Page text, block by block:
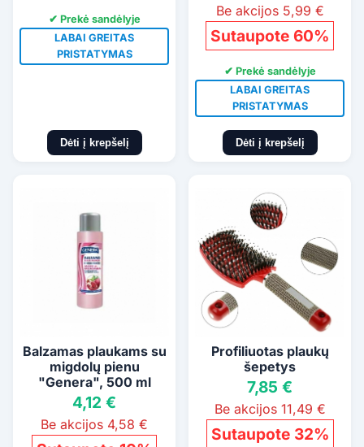
✔ Prekė sandėlyje
LABAI GREITAS
PRISTATYMAS
Dėti į krepšelį
Be akcijos 5,99 €
Sutaupote 60%
✔ Prekė sandėlyje
LABAI GREITAS
PRISTATYMAS
Dėti į krepšelį
Balzamas plaukams su
migdolų pienu
"Genera", 500 ml
4,12 €
Be akcijos 4,58 €
Profiliuotas plaukų
šepetys
7,85 €
Be akcijos 11,49 €
Sutaupote 32%